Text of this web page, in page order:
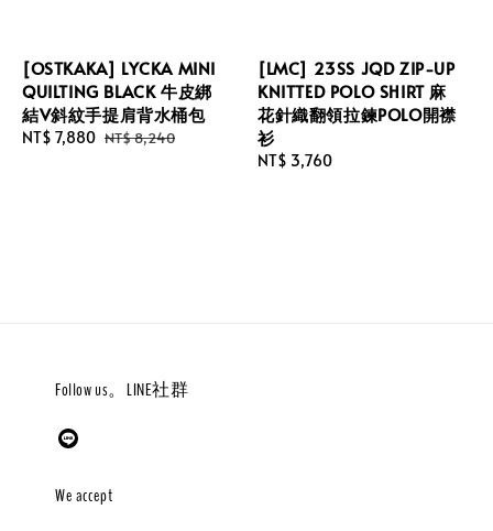
[OSTKAKA] LYCKA MINI
QUILTING BLACK 牛皮綁
結V斜紋手提肩背水桶包
Sale
NT$ 7,880 Regular
NT$ 8,240
[LMC] 23SS JQD ZIP-UP
KNITTED POLO SHIRT 麻
花針織翻領拉鍊POLO開襟
衫
Regular
NT$ 3,760
Follow us。LINE社群
We accept